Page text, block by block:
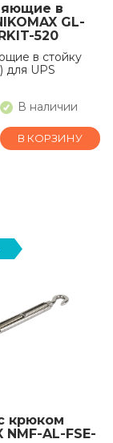
в
GL-
520
в стойку
для UPS
В наличии
В КОРЗИНУ
крюком
NMF-AL-FSE-